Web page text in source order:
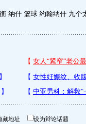
纳什 篮球 约翰纳什 九个
藏地址 设为辩论话题